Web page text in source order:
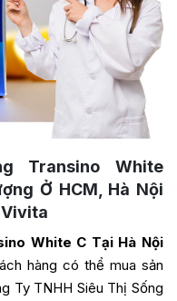
Transino White
Ở HCM, Hà Nội
White C Tại Hà Nội
hàng có thể mua sản
Ty TNHH Siêu Thị Sống